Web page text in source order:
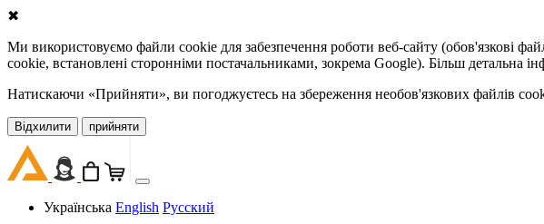
✖
Ми використовуємо файли cookie для забезпечення роботи веб-сайту (обов'язкові
cookie, встановлені сторонніми постачальниками, зокрема Google). Більш детальна
Натискаючи «Прийняти», ви погоджуєтесь на збереження необов'язкових файлів
Відхилити прийняти
Українська English Русский